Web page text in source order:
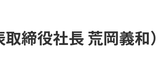
締役社長 荒岡義和）